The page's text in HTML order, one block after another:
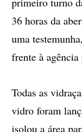
36 horas da
uma
frente à
Todas as
vidro foram
isolou a área